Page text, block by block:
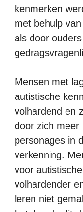
kenmerken
met behulp
als door
Mensen met
autistische
volhardend en
door zich meer
personages in
verkenning.
voor
volhardender
leren niet